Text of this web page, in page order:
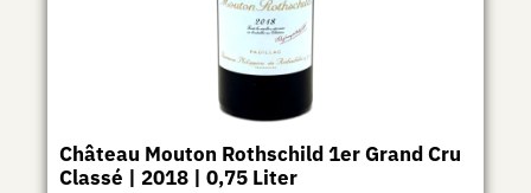
Château Mouton Rothschild 1er Grand Cru
Classé | 2018 | 0,75 Liter